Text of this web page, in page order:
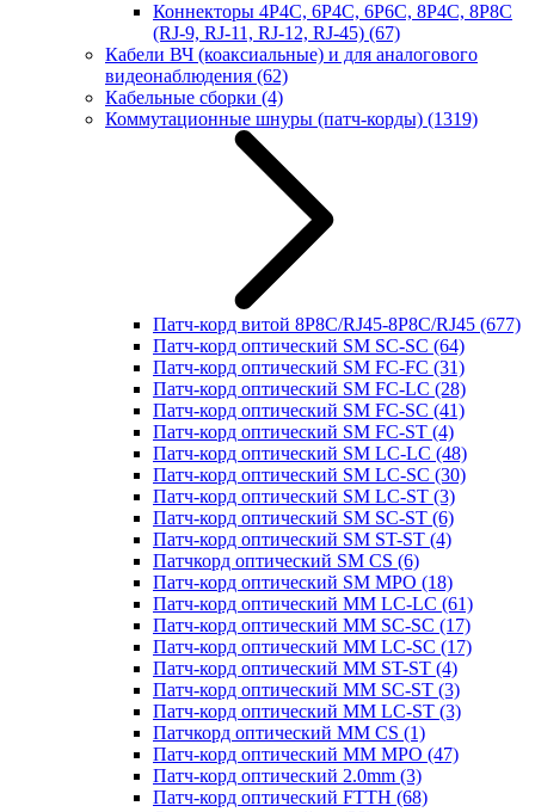
Коннекторы 4P4C, 6P4C, 6P6C, 8P4C, 8P8C
(RJ-9, RJ-11, RJ-12, RJ-45) (67)
Кабели ВЧ (коаксиальные) и для аналогового
видеонаблюдения (62)
Кабельные сборки (4)
Коммутационные шнуры (патч-корды) (1319)
Патч-корд витой 8P8C/RJ45-8P8C/RJ45 (677)
Патч-корд оптический SM SC-SC (64)
Патч-корд оптический SM FC-FC (31)
Патч-корд оптический SM FC-LC (28)
Патч-корд оптический SM FC-SC (41)
Патч-корд оптический SM FC-ST (4)
Патч-корд оптический SM LC-LC (48)
Патч-корд оптический SM LC-SC (30)
Патч-корд оптический SM LC-ST (3)
Патч-корд оптический SM SC-ST (6)
Патч-корд оптический SM ST-ST (4)
Патчкорд оптический SM CS (6)
Патч-корд оптический SM MPO (18)
Патч-корд оптический MM LC-LC (61)
Патч-корд оптический MM SC-SC (17)
Патч-корд оптический MM LC-SC (17)
Патч-корд оптический MM ST-ST (4)
Патч-корд оптический MM SC-ST (3)
Патч-корд оптический MM LC-ST (3)
Патчкорд оптический MM CS (1)
Патч-корд оптический MM MPO (47)
Патч-корд оптический 2.0mm (3)
Патч-корд оптический FTTH (68)